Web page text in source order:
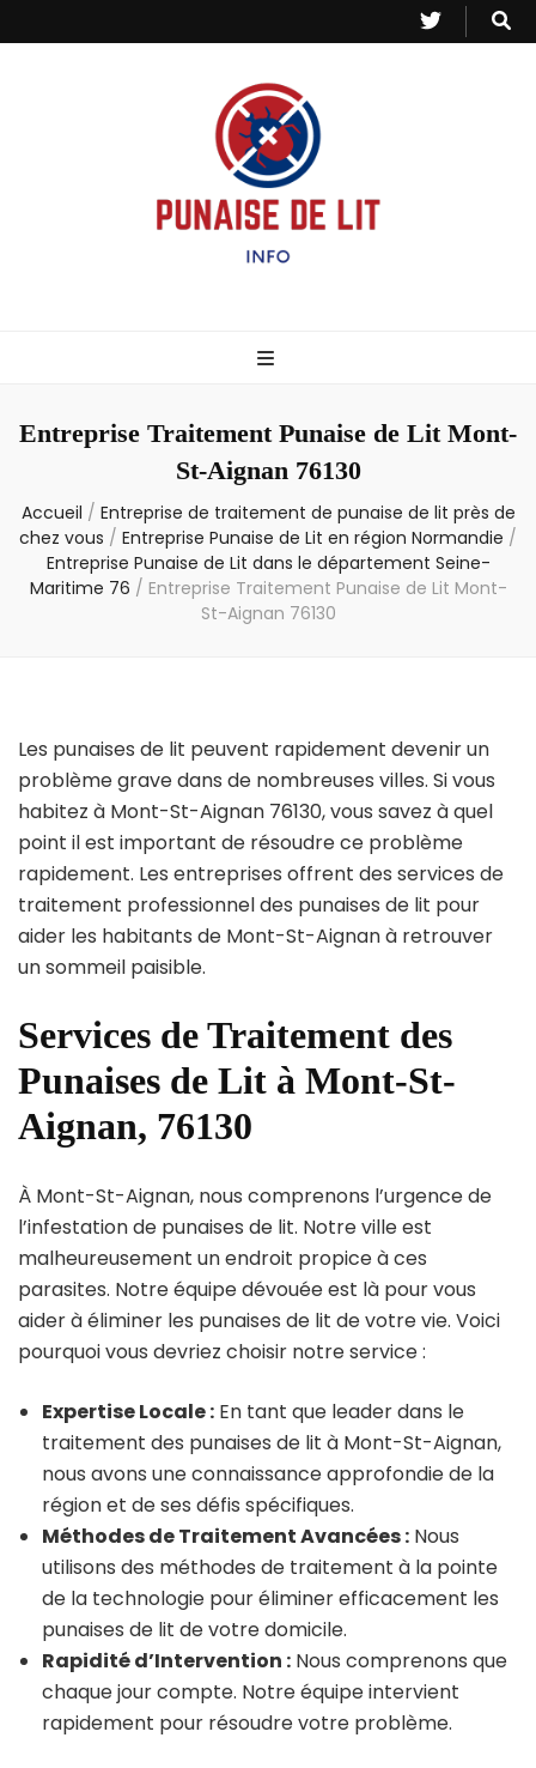
– Info
Entreprise Traitement Punaise de Lit Mont-
St-Aignan 76130
Accueil / Entreprise de traitement de punaise de lit près de
chez vous / Entreprise Punaise de Lit en région Normandie /
Entreprise Punaise de Lit dans le département Seine-
Maritime 76 / Entreprise Traitement Punaise de Lit Mont-
St-Aignan 76130
Les punaises de lit peuvent rapidement devenir un
problème grave dans de nombreuses villes. Si vous
habitez à Mont-St-Aignan 76130, vous savez à quel
point il est important de résoudre ce problème
rapidement. Les entreprises offrent des services de
traitement professionnel des punaises de lit pour
aider les habitants de Mont-St-Aignan à retrouver
un sommeil paisible.
Services de Traitement des
Punaises de Lit à Mont-St-
Aignan, 76130
À Mont-St-Aignan, nous comprenons l’urgence de
l’infestation de punaises de lit. Notre ville est
malheureusement un endroit propice à ces
parasites. Notre équipe dévouée est là pour vous
aider à éliminer les punaises de lit de votre vie. Voici
pourquoi vous devriez choisir notre service :
Expertise Locale : En tant que leader dans le
traitement des punaises de lit à Mont-St-Aignan,
nous avons une connaissance approfondie de la
région et de ses défis spécifiques.
Méthodes de Traitement Avancées : Nous
utilisons des méthodes de traitement à la pointe
de la technologie pour éliminer efficacement les
punaises de lit de votre domicile.
Rapidité d’Intervention : Nous comprenons que
chaque jour compte. Notre équipe intervient
rapidement pour résoudre votre problème.